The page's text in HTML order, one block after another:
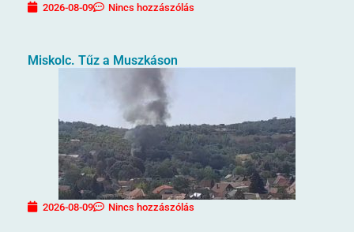
2026-08-09 Nincs hozzászólás
Miskolc. Tűz a Muszkáson
2026-08-09 Nincs hozzászólás